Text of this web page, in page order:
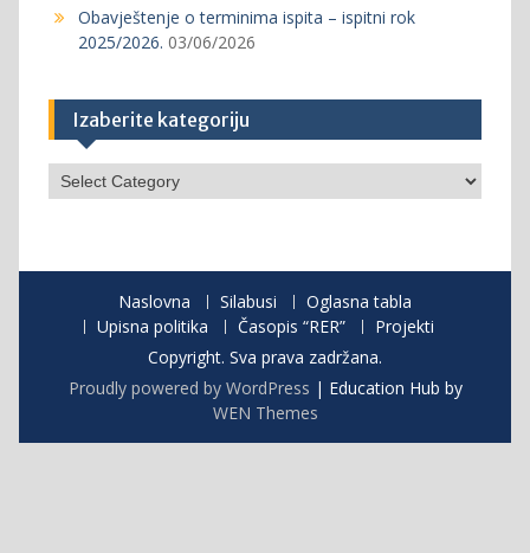
Obavještenje o terminima ispita – ispitni rok
2025/2026. 03/06/2026
Izaberite kategoriju
Izaberite
kategoriju
Naslovna Silabusi
Oglasna tabla
Upisna politika
Časopis “RER”
Projekti
Copyright. Sva prava zadržana.
Proudly powered by WordPress | Education Hub by
WEN Themes